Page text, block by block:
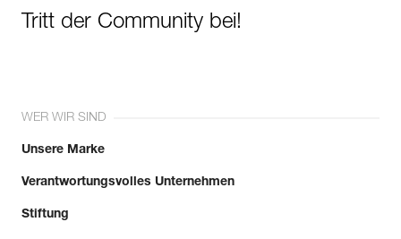
Tritt der Community bei!
WER WIR SIND
Unsere Marke
Verantwortungsvolles Unternehmen
Stiftung